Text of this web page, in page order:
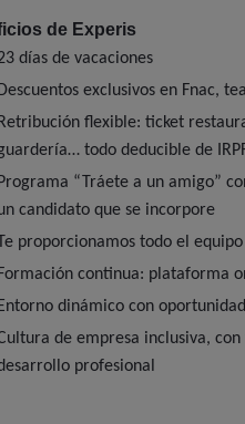
de Experis
días de vacaciones
exclusivos en Fnac,
flexible: ticket
todo deducible de
“Tráete a un amigo”
candidato que se incorpore
Te proporcionamos todo el
continua: plataforma
dinámico con
de empresa inclusiva,
profesional